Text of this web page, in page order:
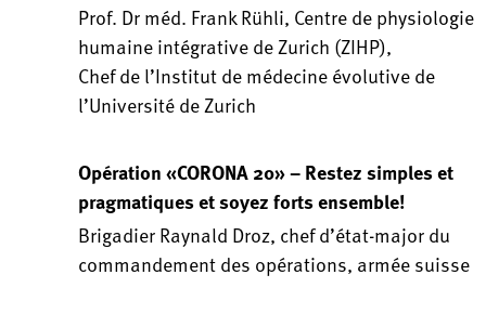
Prof. Dr méd. Frank Rühli, Centre de physiologie
humaine intégrative de Zurich (ZIHP),
Chef de l’Institut de médecine évolutive de
l’Université de Zurich
Opération «CORONA 20» – Restez simples et
pragmatiques et soyez forts ensemble!
Brigadier Raynald Droz, chef d’état-major du
commandement des opérations, armée suisse